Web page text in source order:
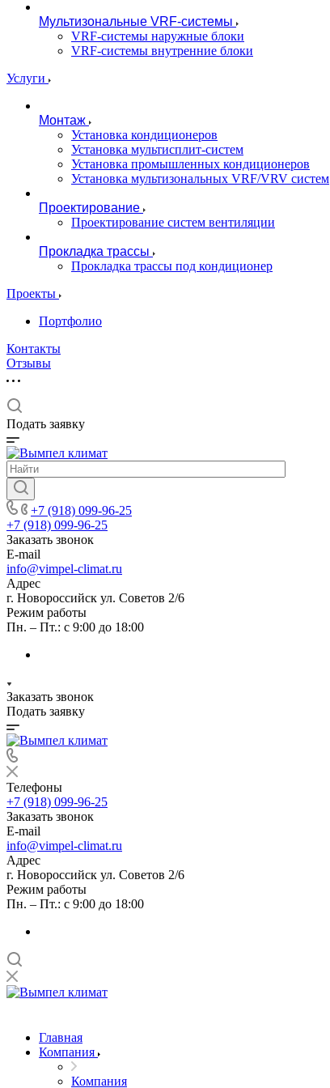
Мультизональные VRF-системы
VRF-системы наружные блоки
VRF-системы внутренние блоки
Услуги
Монтаж
Установка кондиционеров
Установка мультисплит-систем
Установка промышленных кондиционеров
Установка мультизональных VRF/VRV систем
Проектирование
Проектирование систем вентиляции
Прокладка трассы
Прокладка трассы под кондиционер
Проекты
Портфолио
Контакты
Отзывы
Подать заявку
+7 (918) 099-96-25
+7 (918) 099-96-25
Заказать звонок
E-mail
info@vimpel-climat.ru
Адрес
г. Новороссийск ул. Советов 2/6
Режим работы
Пн. – Пт.: с 9:00 до 18:00
Заказать звонок
Подать заявку
Телефоны
+7 (918) 099-96-25
Заказать звонок
E-mail
info@vimpel-climat.ru
Адрес
г. Новороссийск ул. Советов 2/6
Режим работы
Пн. – Пт.: с 9:00 до 18:00
Главная
Компания
Компания